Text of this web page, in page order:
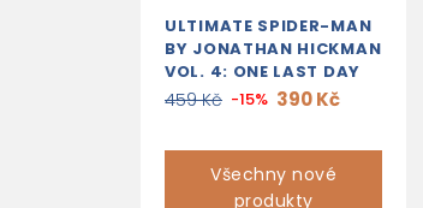
ULTIMATE SPIDER-MAN
BY JONATHAN HICKMAN
VOL. 4: ONE LAST DAY
459 Kč -15% 390 Kč
Všechny nové
produkty